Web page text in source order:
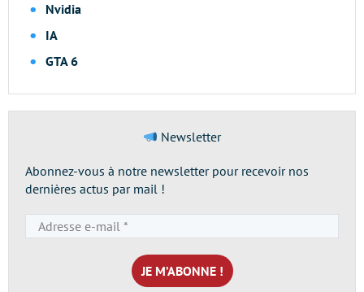
Nvidia
IA
GTA 6
Newsletter
Abonnez-vous à notre newsletter pour recevoir nos
dernières actus par mail !
e-
mail
*